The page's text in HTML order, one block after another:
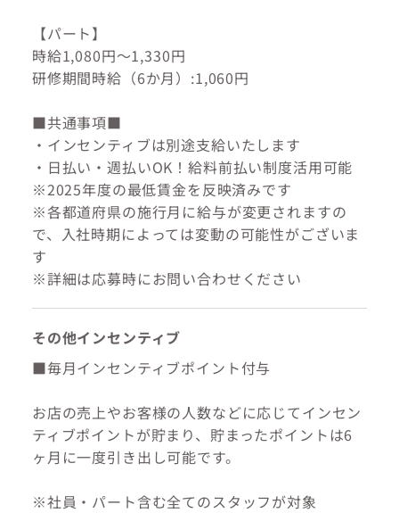
【パート】
時給1,080円～1,330円
研修期間時給（6か月）:1,060円
■共通事項■
・インセンティブは別途支給いたします
・日払い・週払いOK！給料前払い制度活用可能
※2025年度の最低賃金を反映済みです
※各都道府県の施行月に給与が変更されますの
で、入社時期によっては変動の可能性がございま
す
※詳細は応募時にお問い合わせください
その他インセンティブ
■毎月インセンティブポイント付与
お店の売上やお客様の人数などに応じてインセン
ティブポイントが貯まり、貯まったポイントは6
ヶ月に一度引き出し可能です。
※社員・パート含む全てのスタッフが対象